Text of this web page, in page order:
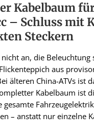
Kabelbaum
– Schluss mit
Steckern
nicht an, die
aus
älteren China-ATVs ist
Kabelbaum ist
gesamte
– anstatt nur einzelne